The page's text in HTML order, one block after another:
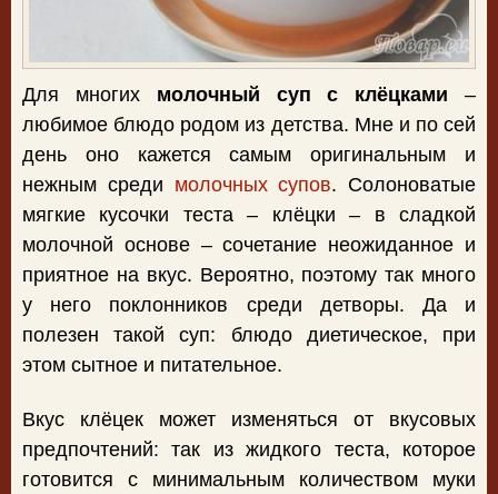
Для многих молочный суп с клёцками –
любимое блюдо родом из детства. Мне и по сей
день оно кажется самым оригинальным и
нежным среди молочных супов. Солоноватые
мягкие кусочки теста – клёцки – в сладкой
молочной основе – сочетание неожиданное и
приятное на вкус. Вероятно, поэтому так много
у него поклонников среди детворы. Да и
полезен такой суп: блюдо диетическое, при
этом сытное и питательное.
Вкус клёцек может изменяться от вкусовых
предпочтений: так из жидкого теста, которое
готовится с минимальным количеством муки